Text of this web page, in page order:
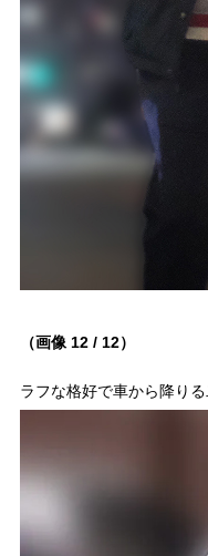
（画像 12 / 12）
ラフな格好で車から降り